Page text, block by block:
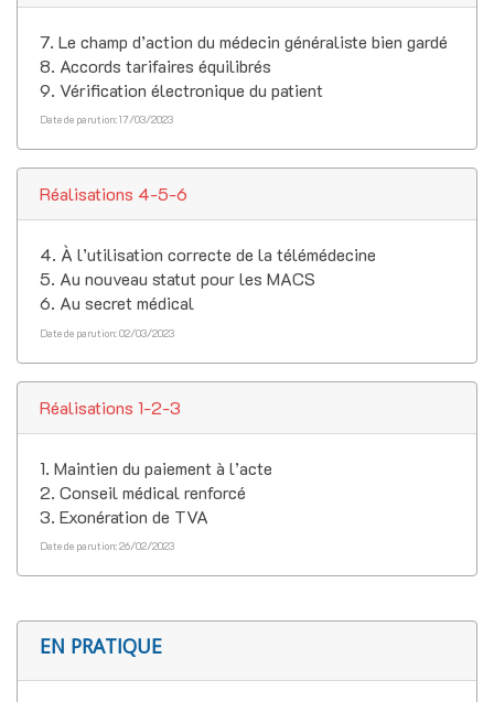
7. Le champ d’action du médecin généraliste bien gardé
8. Accords tarifaires équilibrés
9. Vérification électronique du patient
Date de parution: 17/03/2023
Réalisations 4-5-6
4. À l’utilisation correcte de la télémédecine
5. Au nouveau statut pour les MACS
6. Au secret médical
Date de parution: 02/03/2023
Réalisations 1-2-3
1. Maintien du paiement à l’acte
2. Conseil médical renforcé
3. Exonération de TVA
Date de parution: 26/02/2023
EN PRATIQUE